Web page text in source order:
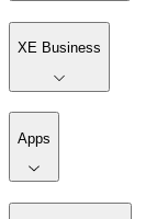
XE Business
Apps